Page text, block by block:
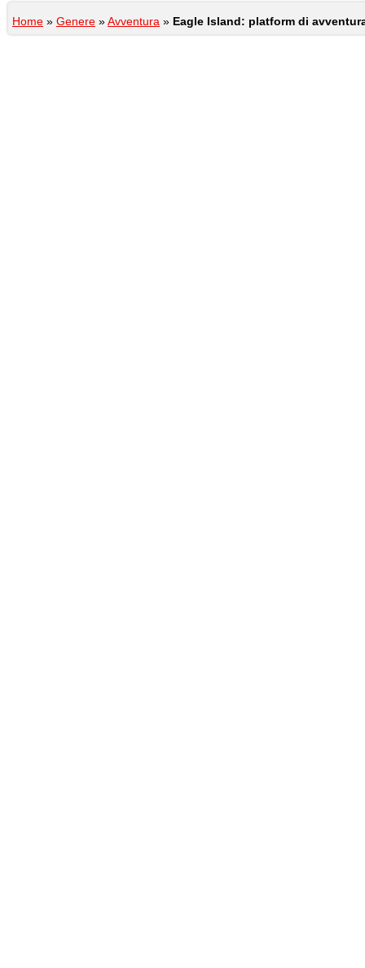
Home » Genere »Avventura » Eagle Island: platform di